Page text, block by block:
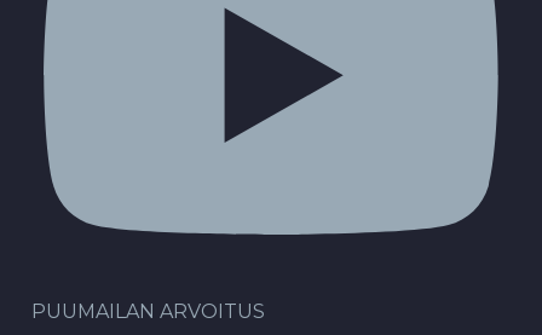
PUUMAILAN ARVOITUS